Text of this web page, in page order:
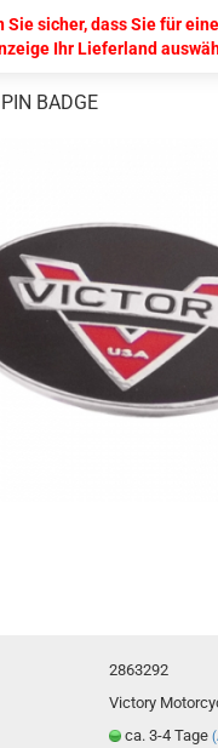
sicher, dass Sie für
Ihr Lieferland
BADGE
2863292
Victory
ca. 3-4 Tage